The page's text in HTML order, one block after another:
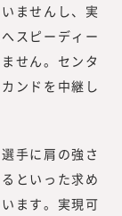
ませんし、実
スピーディー
せん。センタ
ンドを中継し
手に肩の強さ
といった求め
ます。実現可